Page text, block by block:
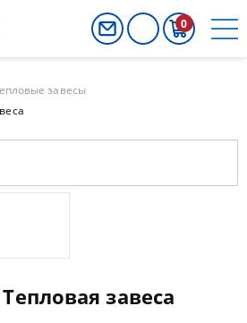
0
завесы
завеса